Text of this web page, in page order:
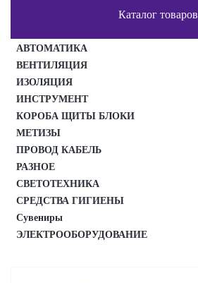
Каталог товаров
АВТОМАТИКА
ВЕНТИЛЯЦИЯ
ИЗОЛЯЦИЯ
ИНСТРУМЕНТ
КОРОБА ЩИТЫ БЛОКИ
МЕТИЗЫ
ПРОВОД КАБЕЛЬ
РАЗНОЕ
СВЕТОТЕХНИКА
СРЕДСТВА ГИГИЕНЫ
Сувениры
ЭЛЕКТРООБОРУДОВАНИЕ